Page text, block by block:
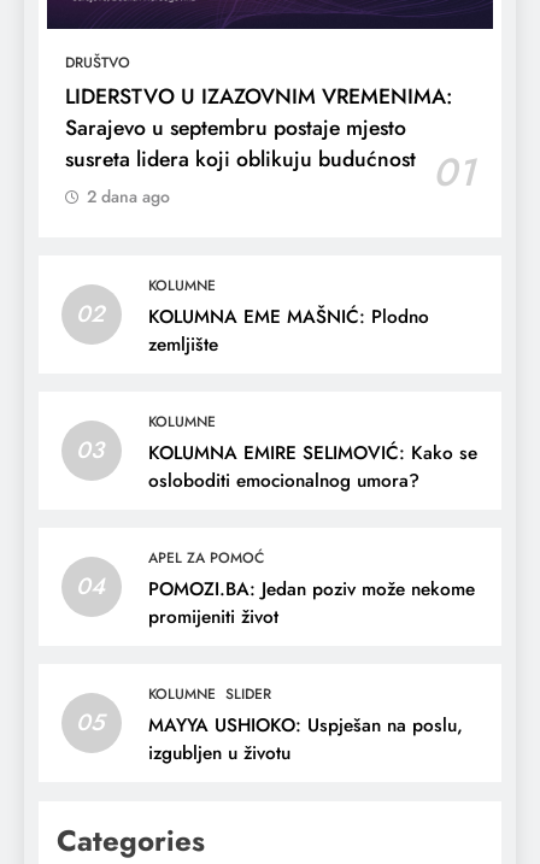
DRUŠTVO
LIDERSTVO U IZAZOVNIM VREMENIMA:
Sarajevo u septembru postaje mjesto
susreta lidera koji oblikuju budućnost
01
2 dana ago
02
KOLUMNE
KOLUMNA EME MAŠNIĆ: Plodno
zemljište
03
KOLUMNE
KOLUMNA EMIRE SELIMOVIĆ: Kako se
osloboditi emocionalnog umora?
04
APEL ZA POMOĆ
POMOZI.BA: Jedan poziv može nekome
promijeniti život
05
KOLUMNE SLIDER
MAYYA USHIOKO: Uspješan na poslu,
izgubljen u životu
Categories